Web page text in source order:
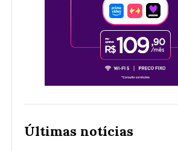
Últimas notícias